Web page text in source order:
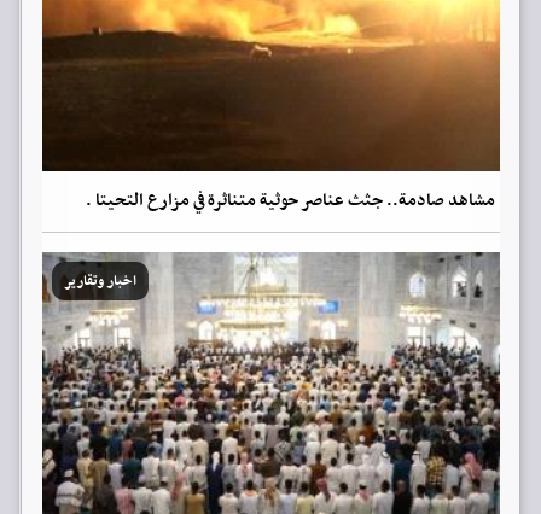
مشاهد صادمة.. جثث عناصر حوثية متناثرة في مزارع التحيتا .
اخبار وتقارير